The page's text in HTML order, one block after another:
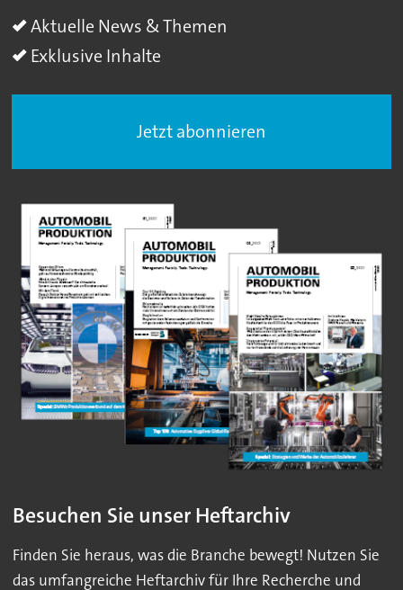
Aktuelle News & Themen
Exklusive Inhalte
Jetzt abonnieren
Besuchen Sie unser Heftarchiv
Finden Sie heraus, was die Branche bewegt! Nutzen Sie
das umfangreiche Heftarchiv für Ihre Recherche und